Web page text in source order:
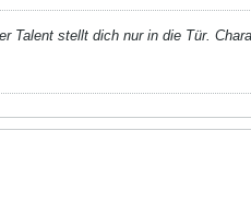
Talent stellt dich nur in die Tür.